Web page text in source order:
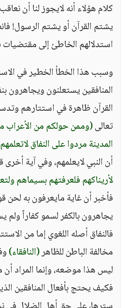
كلام هؤلاء أنه لايجوز لنا أن
يشتم القرآن أو يشتم الرسول!
استدلالهم الخاطئ إلى
وسبب هذا الخطأ الخطير في
المنافقين يستعلنون ويجاهرون
القرآن ظاهرة في استتارهم
تعالى(وممن حولكم من الأعراب
المدينة مردوا على النفاق
أن النبي لايعلمهم، وفي آية أخرى
لأريناكهم فلعرفتهم بسيماهم
فأخبر أن غاية مايعرفون به لحن
يجاهرون بالكفر لسمو كفاراً ولم
فالنفاق أصله اللغوي إما من
مخالفة الباطن للظاهر(النافقاء)
ليس هذا موضعه، وإنما المراد أن
فكيف يحتج بأفعال المنافقين